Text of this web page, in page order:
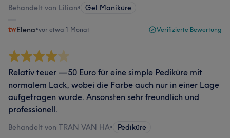
Behandelt von Lilian• Gel Maniküre
Elena•vor etwa 1 Monat Verifizierte Bewertung
Relativ teuer — 50 Euro für eine simple Pediküre mit
normalem Lack, wobei die Farbe auch nur in einer Lage
aufgetragen wurde. Ansonsten sehr freundlich und
professionell.
Behandelt von TRAN VAN HA• Pediküre